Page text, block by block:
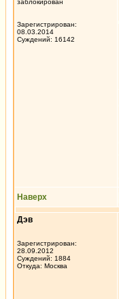
заблокирован
Зарегистрирован:
08.03.2014
Суждений: 16142
Наверх
Дэв
Зарегистрирован:
28.09.2012
Суждений: 1884
Откуда: Москва